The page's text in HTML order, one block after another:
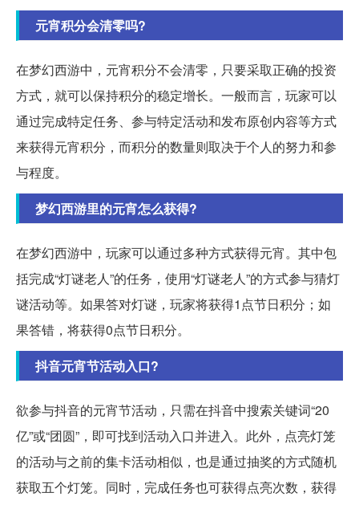
元宵积分会清零吗?
在梦幻西游中，元宵积分不会清零，只要采取正确的投资
方式，就可以保持积分的稳定增长。一般而言，玩家可以
通过完成特定任务、参与特定活动和发布原创内容等方式
来获得元宵积分，而积分的数量则取决于个人的努力和参
与程度。
梦幻西游里的元宵怎么获得?
在梦幻西游中，玩家可以通过多种方式获得元宵。其中包
括完成“灯谜老人”的任务，使用“灯谜老人”的方式参与猜灯
谜活动等。如果答对灯谜，玩家将获得1点节日积分；如
果答错，将获得0点节日积分。
抖音元宵节活动入口?
欲参与抖音的元宵节活动，只需在抖音中搜索关键词“20
亿”或“团圆”，即可找到活动入口并进入。此外，点亮灯笼
的活动与之前的集卡活动相似，也是通过抽奖的方式随机
获取五个灯笼。同时，完成任务也可获得点亮次数，获得